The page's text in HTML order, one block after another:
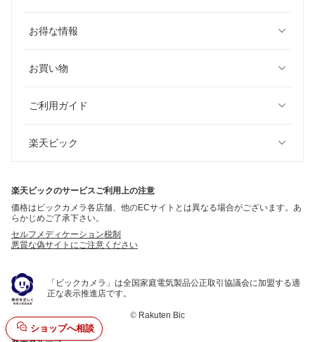
ショップへ相談
お得な情報
お買い物
ご利用ガイド
楽天ビック
楽天ビックのサービスご利用上の注意
価格はビックカメラ各店舗、他のECサイトとは異なる場合がございます。あ
らかじめご了承下さい。
セルフメディケーション税制
悪質な偽サイトにご注意ください
「ビックカメラ」は全国家庭電気製品公正取引協議会に加盟する適
正な表示推進店です。
© Rakuten Bic